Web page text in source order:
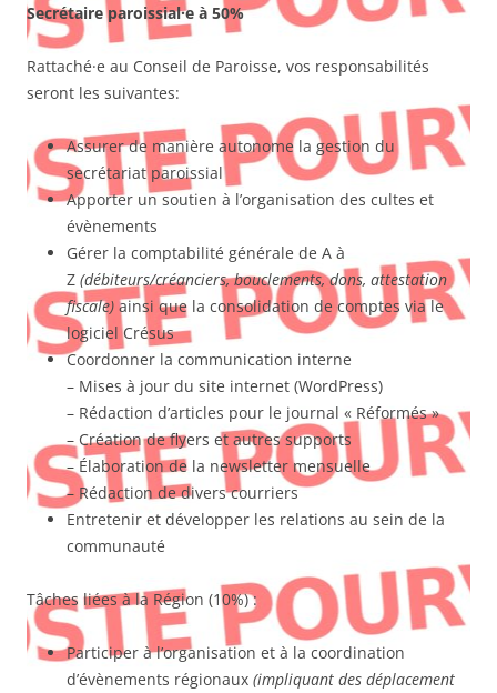
Secrétaire paroissial·e à 50%
Rattaché·e au Conseil de Paroisse, vos responsabilités
seront les suivantes:
Assurer de manière autonome la gestion du
secrétariat paroissial
Apporter un soutien à l’organisation des cultes et
évènements
Gérer la comptabilité générale de A à
Z (débiteurs/créanciers, bouclements, dons, attestation
fiscale) ainsi que la consolidation de comptes via le
logiciel Crésus
Coordonner la communication interne
– Mises à jour du site internet (WordPress)
– Rédaction d’articles pour le journal « Réformés »
– Création de flyers et autres supports
– Élaboration de la newsletter mensuelle
– Rédaction de divers courriers
Entretenir et développer les relations au sein de la
communauté
Tâches liées à la Région (10%) :
Participer à l’organisation et à la coordination
d’évènements régionaux (impliquant des déplacement